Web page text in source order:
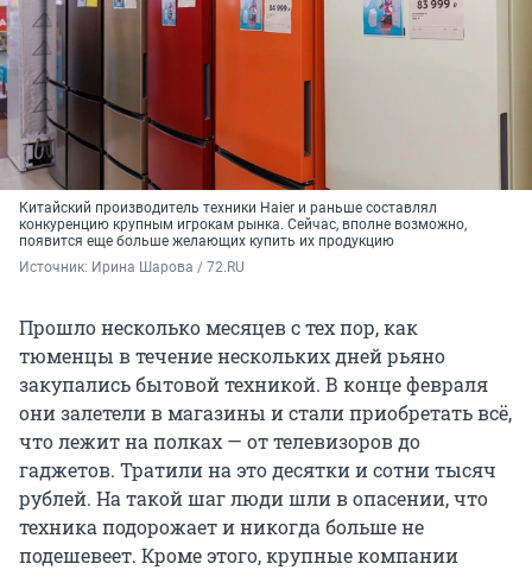
Китайский производитель техники Haier и раньше составлял
конкуренцию крупным игрокам рынка. Сейчас, вполне возможно,
появится еще больше желающих купить их продукцию
Источник: Ирина Шарова / 72.RU
Прошло несколько месяцев с тех пор, как
тюменцы в течение нескольких дней рьяно
закупались бытовой техникой. В конце февраля
они залетели в магазины и стали приобретать всё,
что лежит на полках — от телевизоров до
гаджетов. Тратили на это десятки и сотни тысяч
рублей. На такой шаг люди шли в опасении, что
техника подорожает и никогда больше не
подешевеет. Кроме этого, крупные компании